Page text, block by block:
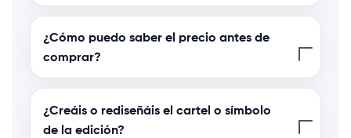
¿Cómo puedo saber el precio antes de
comprar?
¿Creáis o rediseñáis el cartel o símbolo
de la edición?